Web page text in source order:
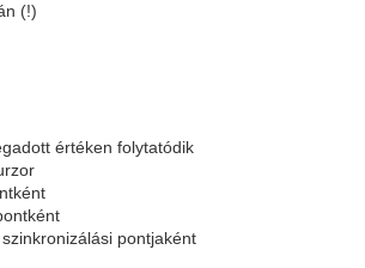
(!)
értéken folytatódik
pontjaként